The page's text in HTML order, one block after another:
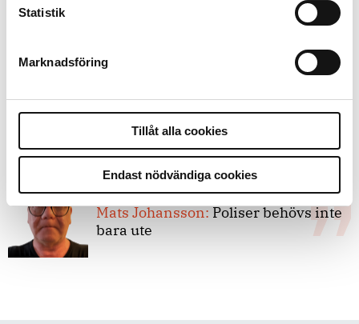
Statistik
Marknadsföring
Tillåt alla cookies
Endast nödvändiga cookies
Det är inte evidenskrav som
7 juli 2026
Debatt:Med för höga krav på evidens
kan polisen inte göra något alls
15 juni 2026
Mats Johansson: Poliser behövs inte
bara ute